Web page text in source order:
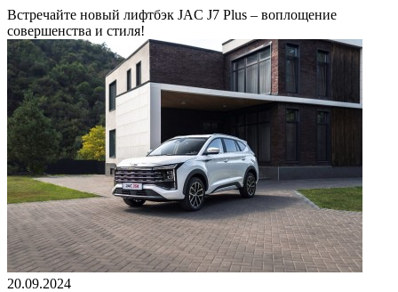
Встречайте новый лифтбэк JAC J7 Plus – воплощение
совершенства и стиля!
20.09.2024